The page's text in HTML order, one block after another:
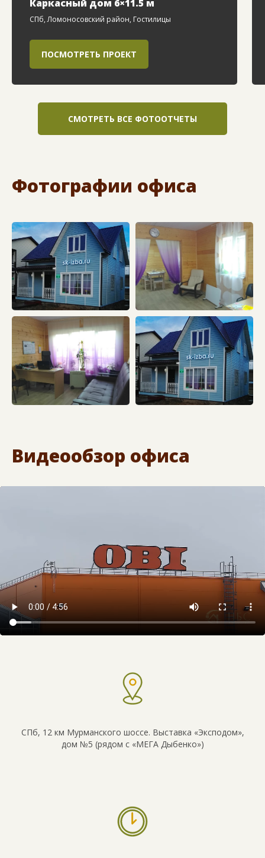
Каркасный дом 6×11.5 м
СПб, Ломоносовский район, Гостилицы
ПОСМОТРЕТЬ ПРОЕКТ
СМОТРЕТЬ ВСЕ ФОТООТЧЕТЫ
Фотографии офиса
Видеообзор офиса
СПб, 12 км Мурманского шоссе. Выставка «Эксподом»,
дом №5 (рядом с «МЕГА Дыбенко»)